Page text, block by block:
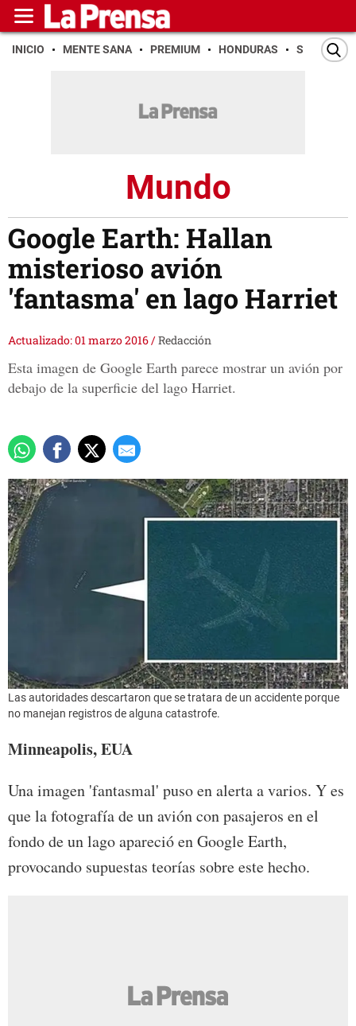
INICIO MENTE SANA PREMIUM HONDURAS SAN PEDRO
Mundo
Google Earth: Hallan
misterioso avión
'fantasma' en lago Harriet
Actualizado: 01 marzo 2016/Redacción
Esta imagen de Google Earth parece mostrar un avión por
debajo de la superficie del lago Harriet.
Las autoridades descartaron que se tratara de un accidente porque
no manejan registros de alguna catastrofe.
Minneapolis, EUA
Una imagen 'fantasmal' puso en alerta a varios. Y es
que la fotografía de un avión con pasajeros en el
fondo de un lago apareció en Google Earth,
provocando supuestas teorías sobre este hecho.